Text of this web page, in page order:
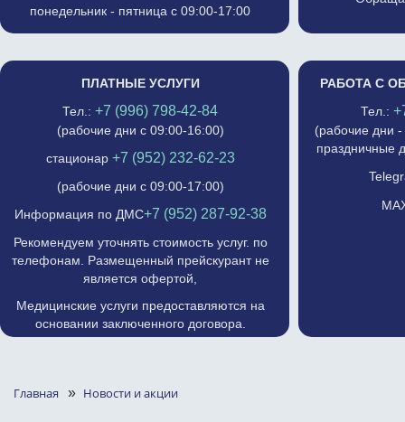
понедельник - пятница с 09:00-17:00
ПЛАТНЫЕ УСЛУГИ
Тел.: +7 (996) 798-42-84
(рабочие дни с 09:00-16:00)
стационар +7 (952) 232-62-23
(рабочие дни с 09:00-17:00)
Информация по ДМС+7 (952) 287-92-38
Рекомендуем уточнять стоимость услуг. по
телефонам. Размещенный прейскурант не
является офертой,
Медицинские услуги предоставляются на
основании заключенного договора.
РАБОТА С
Тел.:
(рабочие дни
праздничные
Главная » Новости и акции